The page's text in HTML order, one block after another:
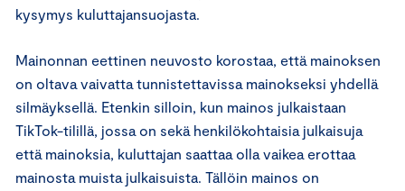
kysymys kuluttajansuojasta.
Mainonnan eettinen neuvosto korostaa, että mainoksen
on oltava vaivatta tunnistettavissa mainokseksi yhdellä
silmäyksellä. Etenkin silloin, kun mainos julkaistaan
TikTok-tilillä, jossa on sekä henkilökohtaisia julkaisuja
että mainoksia, kuluttajan saattaa olla vaikea erottaa
mainosta muista julkaisuista. Tällöin mainos on